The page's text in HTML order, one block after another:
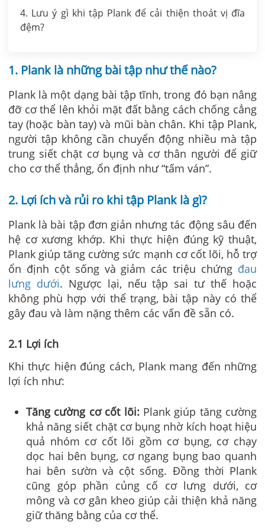
4. Lưu ý gì khi tập Plank để cải thiện thoát vị đĩa
đệm?
1. Plank là những bài tập như thế nào?
Plank là một dạng bài tập tĩnh, trong đó bạn nâng
đỡ cơ thể lên khỏi mặt đất bằng cách chống cẳng
tay (hoặc bàn tay) và mũi bàn chân. Khi tập Plank,
người tập không cần chuyển động nhiều mà tập
trung siết chặt cơ bụng và cơ thân người để giữ
cho cơ thể thẳng, ổn định như “tấm ván”.
2. Lợi ích và rủi ro khi tập Plank là gì?
Plank là bài tập đơn giản nhưng tác động sâu đến
hệ cơ xương khớp. Khi thực hiện đúng kỹ thuật,
Plank giúp tăng cường sức mạnh cơ cốt lõi, hỗ trợ
ổn định cột sống và giảm các triệu chứng đau
lưng dưới. Ngược lại, nếu tập sai tư thế hoặc
không phù hợp với thể trạng, bài tập này có thể
gây đau và làm nặng thêm các vấn đề sẵn có.
2.1 Lợi ích
Khi thực hiện đúng cách, Plank mang đến những
lợi ích như:
Tăng cường cơ cốt lõi: Plank giúp tăng cường
khả năng siết chặt cơ bụng nhờ kích hoạt hiệu
quả nhóm cơ cốt lõi gồm cơ bụng, cơ chạy
dọc hai bên bụng, cơ ngang bụng bao quanh
hai bên sườn và cột sống. Đồng thời Plank
cũng góp phần củng cố cơ lưng dưới, cơ
mông và cơ gân kheo giúp cải thiện khả năng
giữ thăng bằng của cơ thể.